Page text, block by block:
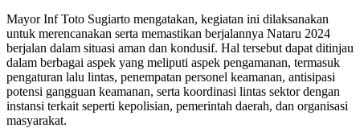
Mayor Inf Toto Sugiarto mengatakan, kegiatan ini dilaksanakan
untuk merencanakan serta memastikan berjalannya Nataru 2024
berjalan dalam situasi aman dan kondusif. Hal tersebut dapat ditinjau
dalam berbagai aspek yang meliputi aspek pengamanan, termasuk
pengaturan lalu lintas, penempatan personel keamanan, antisipasi
potensi gangguan keamanan, serta koordinasi lintas sektor dengan
instansi terkait seperti kepolisian, pemerintah daerah, dan organisasi
masyarakat.